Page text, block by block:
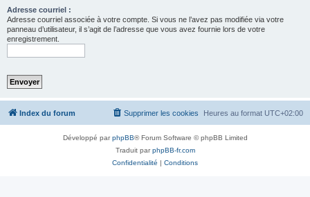
Adresse courriel :
Adresse courriel associée à votre compte. Si vous ne l’avez pas modifiée via votre
panneau d’utilisateur, il s’agit de l’adresse que vous avez fournie lors de votre
enregistrement.
Index du forum Heures au format UTC+02:00
Supprimer les cookies
Développé parphpBB® Forum Software © phpBB Limited
Traduit parphpBB-fr.com
Confidentialité | Conditions